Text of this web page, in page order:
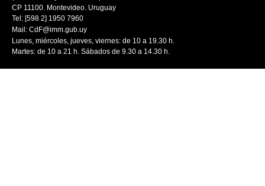
CP 11100. Montevideo. Uruguay
Tel: [598 2] 1950 7960
Mail: CdF@imm.gub.uy
Lunes, miércoles, jueves, viernes: de 10 a 19.30 h.
Martes: de 10 a 21 h. Sábados de 9.30 a 14.30 h.